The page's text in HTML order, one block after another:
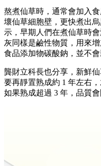
熬煮仙草時，通常會加入
壞仙草細胞壁，更快煮出
示，早期人們在煮仙草時
灰同樣是鹼性物質，用來
食品添加物碳酸鈉，並不
龔財立科長也分享，新鮮
要再靜置熟成約 1 年左右
如果熟成超過 3 年，品質會